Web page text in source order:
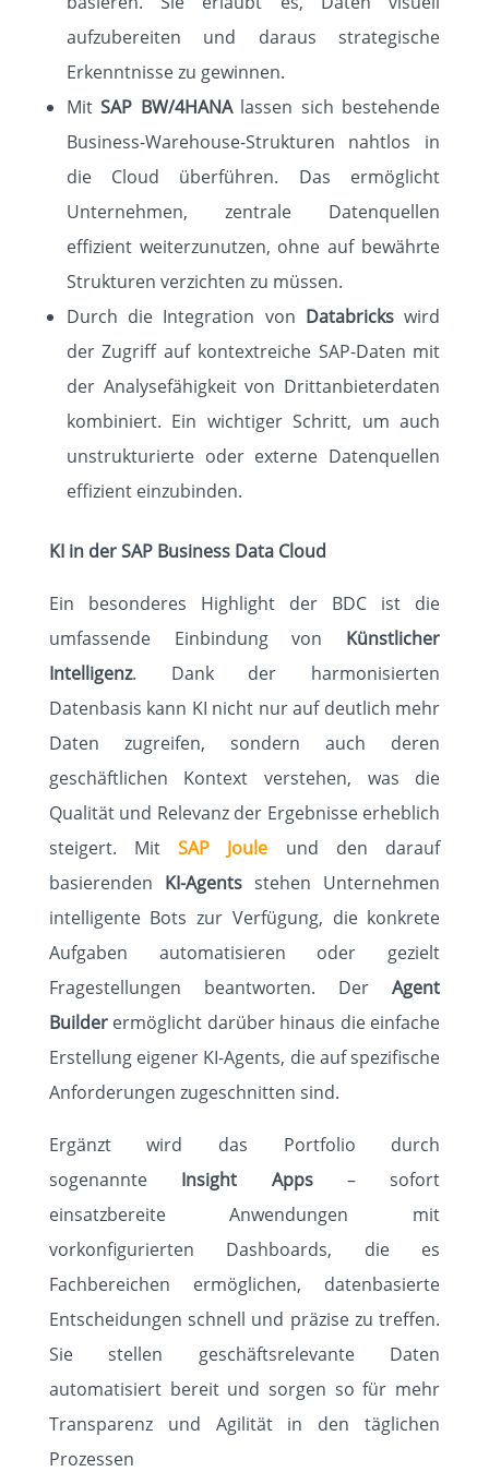
aufzubereiten und daraus strategische
Erkenntnisse zu gewinnen.
Mit SAP BW/4HANA lassen sich bestehende
Business-Warehouse-Strukturen nahtlos in
die Cloud überführen. Das ermöglicht
Unternehmen, zentrale Datenquellen
effizient weiterzunutzen, ohne auf bewährte
Strukturen verzichten zu müssen.
Durch die Integration von Databricks wird
der Zugriff auf kontextreiche SAP-Daten mit
der Analysefähigkeit von Drittanbieterdaten
kombiniert. Ein wichtiger Schritt, um auch
unstrukturierte oder externe Datenquellen
effizient einzubinden.
KI in der SAP Business Data Cloud
Ein besonderes Highlight der BDC ist die
umfassende Einbindung von
Künstlicher
Intelligenz. Dank der harmonisierten
Datenbasis kann KI nicht nur auf deutlich mehr
Daten zugreifen, sondern auch deren
geschäftlichen Kontext verstehen, was die
Qualität und Relevanz der Ergebnisse erheblich
steigert. Mit
SAP Joule
und den darauf
basierenden KI-Agents stehen Unternehmen
intelligente Bots zur Verfügung, die konkrete
Aufgaben automatisieren oder gezielt
Fragestellungen beantworten. Der
Agent
Builder ermöglicht darüber hinaus die einfache
Erstellung eigener KI-Agents, die auf spezifische
Anforderungen zugeschnitten sind.
Ergänzt wird das Portfolio durch
sogenannte
Insight Apps
– sofort
einsatzbereite Anwendungen mit
vorkonfigurierten Dashboards, die es
Fachbereichen ermöglichen, datenbasierte
Entscheidungen schnell und präzise zu treffen.
Sie stellen geschäftsrelevante Daten
automatisiert bereit und sorgen so für mehr
Transparenz und Agilität in den täglichen
Prozessen